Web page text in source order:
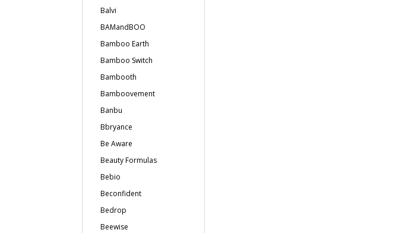
Balvi
BAMandBOO
Bamboo Earth
Bamboo Switch
Bambooth
Bamboovement
Banbu
Bbryance
Be Aware
Beauty Formulas
Bebio
Beconfident
Bedrop
Beewise